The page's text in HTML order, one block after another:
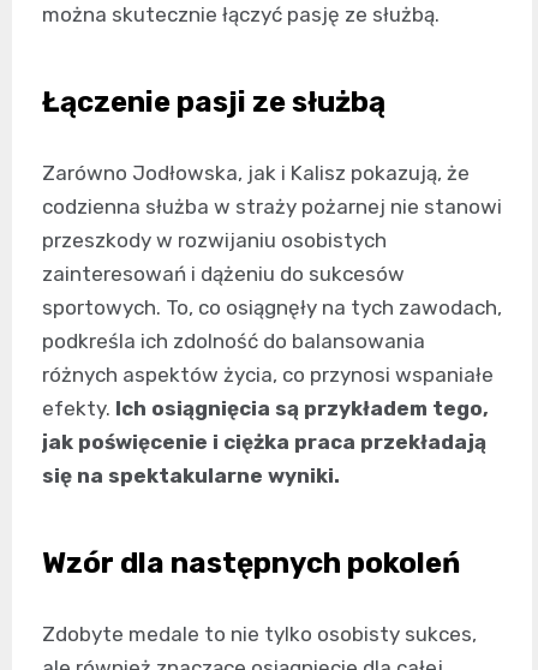
można skutecznie łączyć pasję ze służbą.
Łączenie pasji ze służbą
Zarówno Jodłowska, jak i Kalisz pokazują, że
codzienna służba w straży pożarnej nie stanowi
przeszkody w rozwijaniu osobistych
zainteresowań i dążeniu do sukcesów
sportowych. To, co osiągnęły na tych zawodach,
podkreśla ich zdolność do balansowania
różnych aspektów życia, co przynosi wspaniałe
efekty. Ich osiągnięcia są przykładem tego,
jak poświęcenie i ciężka praca przekładają
się na spektakularne wyniki.
Wzór dla następnych pokoleń
Zdobyte medale to nie tylko osobisty sukces,